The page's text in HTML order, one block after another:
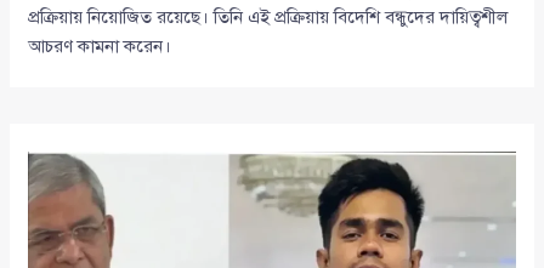
প্রক্রিয়ায় নিয়োজিত রয়েছে। তিনি এই প্রক্রিয়ায় বিদেশি বন্ধুদের দায়িত্বশীল
আচরণ কামনা করেন।